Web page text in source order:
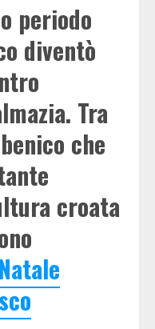
periodo
diventò
Tra
che
croata
Natale